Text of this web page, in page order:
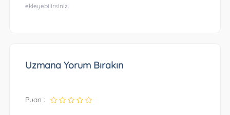
ekleyebilirsiniz.
Uzmana Yorum Bırakın
Puan :